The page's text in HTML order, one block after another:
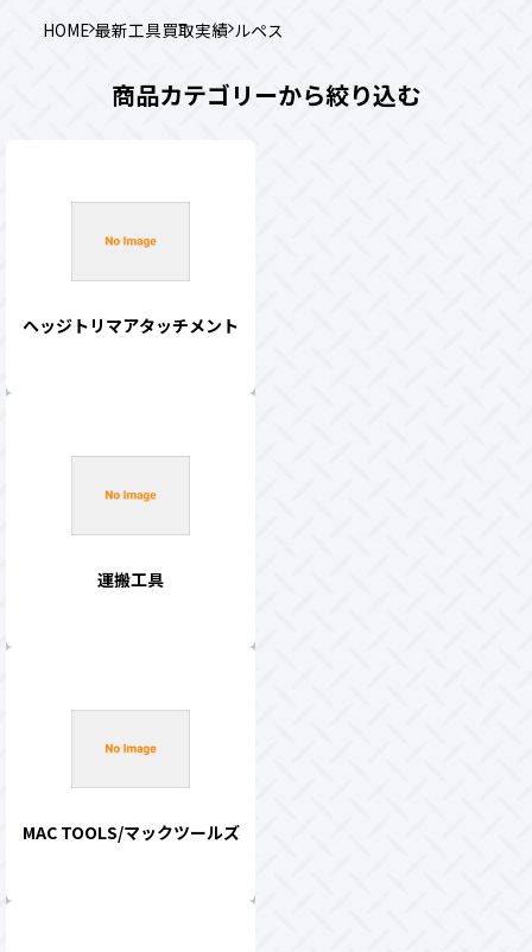
HOME 最新工具買取実績 ルペス
商品カテゴリーから絞り込む
ヘッジトリマアタッチメント
運搬工具
MAC TOOLS/マックツールズ